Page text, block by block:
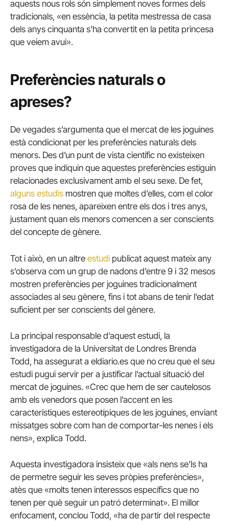
aquests nous rols són simplement noves formes dels
tradicionals, «en essència, la petita mestressa de casa
dels anys cinquanta s’ha convertit en la petita princesa
que veiem avui».
Preferències naturals o
apreses?
De vegades s’argumenta que el mercat de les joguines
està condicionat per les preferències naturals dels
menors. Des d’un punt de vista científic no existeixen
proves que indiquin que aquestes preferències estiguin
relacionades exclusivament amb el seu sexe. De fet,
alguns estudis mostren que moltes d’elles, com el color
rosa de les nenes, apareixen entre els dos i tres anys,
justament quan els menors comencen a ser conscients
del concepte de gènere.
Tot i això, en un altre estudi publicat aquest mateix any
s’observa com un grup de nadons d’entre 9 i 32 mesos
mostren preferències per joguines tradicionalment
associades al seu gènere, fins i tot abans de tenir l’edat
suficient per ser conscients del gènere.
La principal responsable d’aquest estudi, la
investigadora de la Universitat de Londres Brenda
Todd, ha assegurat a eldiario.es que no creu que el seu
estudi pugui servir per a justificar l’actual situació del
mercat de joguines. «Crec que hem de ser cautelosos
amb els venedors que posen l’accent en les
característiques estereotípiques de les joguines, enviant
missatges sobre com han de comportar-les nenes i els
nens», explica Todd.
Aquesta investigadora insisteix que «als nens se’ls ha
de permetre seguir les seves pròpies preferències»,
atès que «molts tenen interessos específics que no
tenen per què seguir un patró determinat». El millor
enfocament, conclou Todd, «ha de partir del respecte